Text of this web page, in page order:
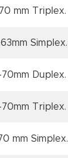
mm Triplex.
Simplex.
Duplex.
Triplex.
mm Simplex.